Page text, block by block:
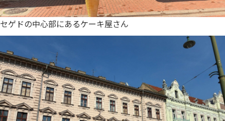
セゲドの中心部にあるケーキ屋さん